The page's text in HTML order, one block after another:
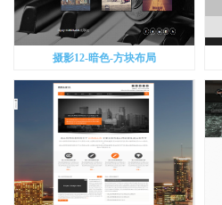
摄影12-暗色-方块布局